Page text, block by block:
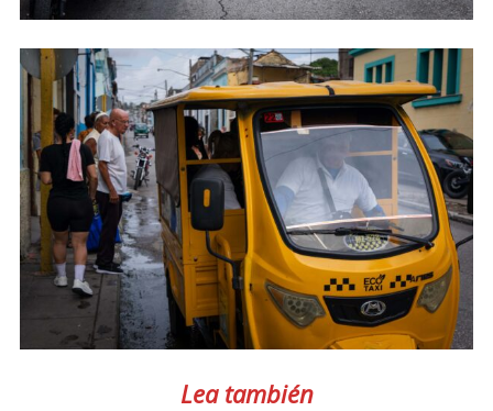
Lea también